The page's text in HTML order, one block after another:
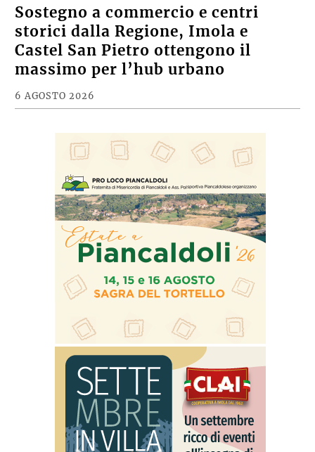
Sostegno a commercio e centri
storici dalla Regione, Imola e
Castel San Pietro ottengono il
massimo per l’hub urbano
6 AGOSTO 2026